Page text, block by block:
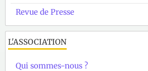
Revue de Presse
L'ASSOCIATION
Qui sommes-nous ?